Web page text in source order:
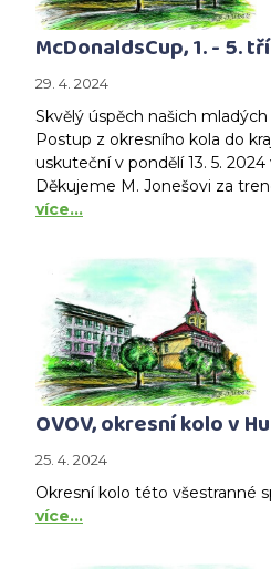
McDonaldsCup, 1. - 5.
29. 4. 2024
Skvělý úspěch našich
Postup z okresního kola do
uskuteční v pondělí 13. 5.
Děkujeme M. Jonešovi za
více…
OVOV, okresní kolo v
25. 4. 2024
Okresní kolo této všestranné
více…